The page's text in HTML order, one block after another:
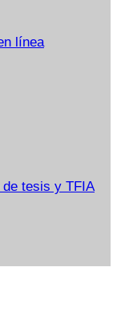
línea
tesis y TFIA